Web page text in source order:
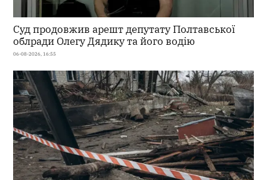
Суд продовжив арешт депутату Полтавської
облради Олегу Дядику та його водію
06-08-2026, 16:55